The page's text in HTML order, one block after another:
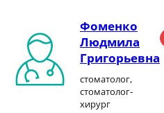
Фоменко
Людмила
Григорьевна
стоматолог,
стоматолог-
хирург